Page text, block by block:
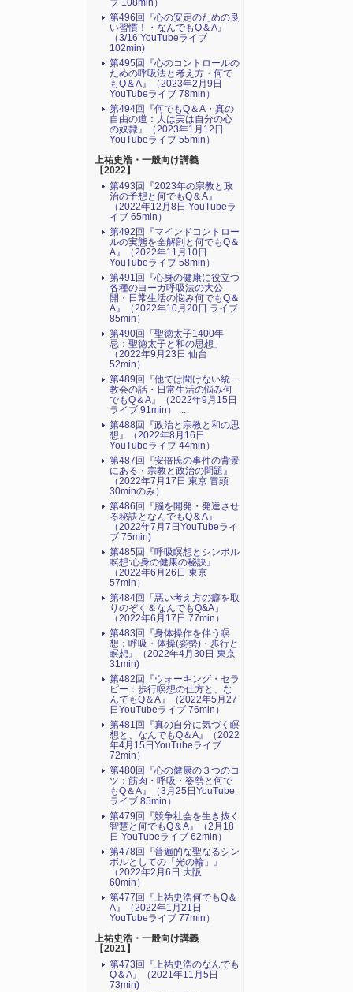
ブ 108min）
第496回『心の安定のための良
い習慣！・なんでもQ＆A』
（3/16 YouTubeライブ
102min)
第495回『心のコントロールの
ための呼吸法と考え方・何で
もQ＆A』（2023年2月9日
YouTubeライブ 78min）
第494回『何でもQ＆A・真の
自由の道：人は実は自分の心
の奴隷』（2023年1月12日
YouTubeライブ 55min）
上祐史浩・一般向け講義
【2022】
第493回『2023年の宗教と政
治の予想と何でもQ＆A』
（2022年12月8日 YouTubeラ
イブ 65min）
第492回『マインドコントロー
ルの実態を全解剖と何でもQ＆
A』（2022年11月10日
YouTubeライブ 58min）
第491回『心身の健康に役立つ
各種のヨーガ呼吸法の大公
開・日常生活の悩み何でもQ＆
A』（2022年10月20日 ライブ
85min）
第490回「聖徳太子1400年
忌：聖徳太子と和の思想」
（2022年9月23日 仙台
52min）
第489回『他では聞けない統一
教会の話・日常生活の悩み何
でもQ＆A』（2022年9月15日
ライブ 91min） ...
第488回『政治と宗教と和の思
想』（2022年8月16日
YouTubeライブ 44min）
第487回『安倍氏の事件の背景
にある・宗教と政治の問題』
（2022年7月17日 東京 冒頭
30minのみ）
第486回『脳を開発・発達させ
る秘訣となんでもQ＆A』
（2022年7月7日YouTubeライ
ブ 75min)
第485回『呼吸瞑想とシンボル
瞑想:心身の健康の秘訣』
（2022年6月26日 東京
57min）
第484回「悪い考え方の癖を取
りのぞく＆なんでもQ&A」
（2022年6月17日 77min）
第483回『身体操作を伴う瞑
想：呼吸・体操(姿勢)・歩行と
瞑想』（2022年4月30日 東京
31min)
第482回『ウォーキング・セラ
ピー：歩行瞑想の仕方と、な
んでもQ＆A』（2022年5月27
日YouTubeライブ 76min）
第481回『真の自分に気づく瞑
想と、なんでもQ＆A』（2022
年4月15日YouTubeライブ
72min）
第480回『心の健康の３つのコ
ツ：筋肉・呼吸・姿勢と何で
もQ＆A』（3月25日YouTube
ライブ 85min）
第479回『競争社会を生き抜く
智慧と何でもQ＆A』（2月18
日 YouTubeライブ 62min）
第478回『普遍的な聖なるシン
ボルとしての「光の輪」』
（2022年2月6日 大阪
60min）
第477回『上祐史浩何でもQ＆
A』（2022年1月21日
YouTubeライブ 77min）
上祐史浩・一般向け講義
【2021】
第473回『上祐史浩のなんでも
Q＆A』（2021年11月5日
73min)